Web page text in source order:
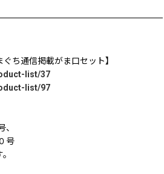
ぐち通信掲載がま口セット】
list/37
list/97
、
号